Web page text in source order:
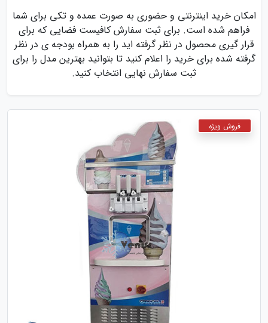
امکان خرید اینترنتی و حضوری به صورت عمده و تکی برای شما
فراهم شده است. برای ثبت سفارش کافیست فضایی که برای
قرار گیری محصول در نظر گرفته اید را به همراه بودجه ی در نظر
گرفته شده برای خرید را اعلام کنید تا بتوانید بهترین مدل را برای
ثبت سفارش نهایی انتخاب کنید.